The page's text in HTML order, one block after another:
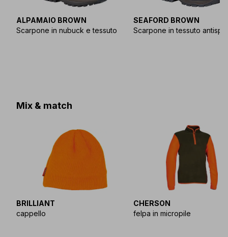
ALPAMAIO BROWN
Scarpone in nubuck e tessuto
SEAFORD BROWN
Scarpone in tessuto
Mix & match
BRILLIANT
cappello
CHERSON
felpa in micropile